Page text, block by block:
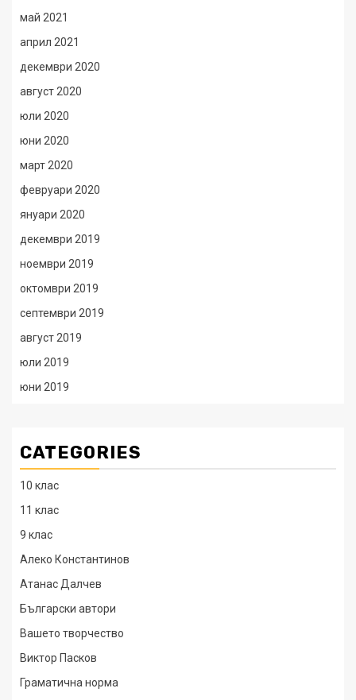
май 2021
април 2021
декември 2020
август 2020
юли 2020
юни 2020
март 2020
февруари 2020
януари 2020
декември 2019
ноември 2019
октомври 2019
септември 2019
август 2019
юли 2019
юни 2019
CATEGORIES
10 клас
11 клас
9 клас
Алеко Константинов
Атанас Далчев
Български автори
Вашето творчество
Виктор Пасков
Граматична норма